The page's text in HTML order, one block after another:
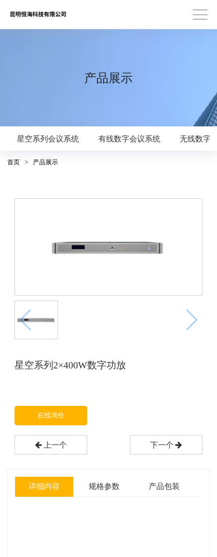
产品展示
星空系列会议系统 有线数字会议系统 无线数字
首页 > 产品展示
星空系列2×400W数字功放
在线询价
上一个 下一个
详细内容 规格参数 产品包装